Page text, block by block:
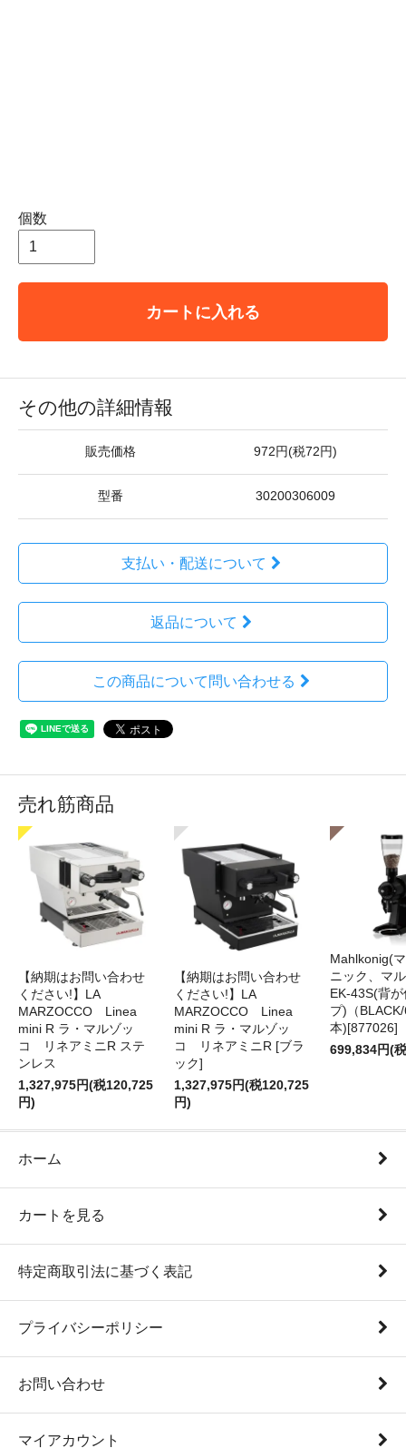
個数
カートに入れる
その他の詳細情報
販売価格 972円(税72円)
型番 30200306009
支払い・配送について
返品について
この商品について問い合わせる
売れ筋商品
【納期はお問い合わせ
ください!】LA
MARZOCCO Linea
mini R ラ・マルゾッ
コ リネアミニR ステ
ンレス
1,327,975円(税120,725
円)
【納期はお問い合わせ
ください!】LA
MARZOCCO Linea
mini R ラ・マルゾッ
コ リネアミニR [ブラ
ック]
1,327,975円(税120,725
円)
Mahlkonig(
ニック、マ
EK-43S(背
プ)（
本)[877026]
699,834円(
ホーム
カートを見る
特定商取引法に基づく表記
プライバシーポリシー
お問い合わせ
マイアカウント